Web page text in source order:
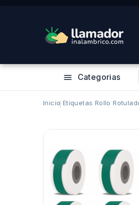
 Categorias
Inicio Etiquetas Rollo